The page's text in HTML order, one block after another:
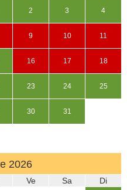
2 3 4
9 10 11
16 17 18
23 24 25
30 31
2026
Ve Sa Di